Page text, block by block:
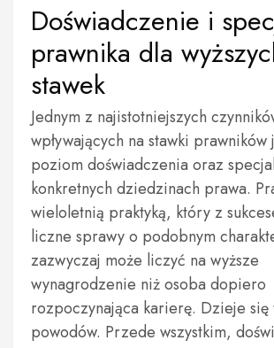
Doświadczenie i
prawnika dla
stawek
Jednym z najistotniejszych
wpływających na stawki prawników
poziom doświadczenia oraz
konkretnych dziedzinach prawa.
wieloletnią praktyką, który z
liczne sprawy o podobnym
zazwyczaj może liczyć na wyższe
wynagrodzenie niż osoba dopiero
rozpoczynająca karierę. Dzieje się
powodów. Przede wszystkim,